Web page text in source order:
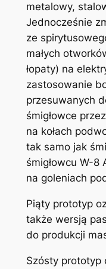
metalowy,
Jednocześnie
ze
małych
łopaty) na
zastosowanie
przesuwanych
śmigłowce
na kołach
tak samo jak
śmigłowcu W-8
na goleniach
Piąty prototyp
także wersją
do produkcji
Szósty prototyp